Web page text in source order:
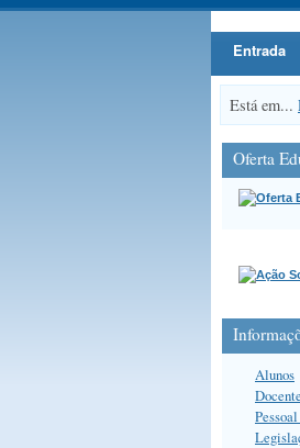
Entrada
Está em...
Oferta
Alunos